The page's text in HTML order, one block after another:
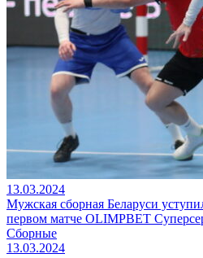
13.03.2024
Мужская сборная Беларуси
первом матче OLIMPBET
Сборные
13.03.2024